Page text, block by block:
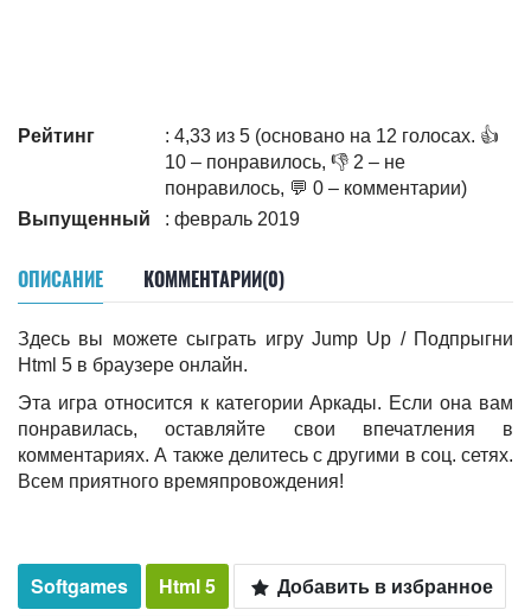
Рейтинг
: 4,33 из 5 (основано на 12 голосах. 👍
10 – понравилось, 👎 2 – не
понравилось, 💬 0 – комментарии)
Выпущенный
: февраль 2019
ОПИСАНИЕ КОММЕНТАРИИ(0)
Здесь вы можете сыграть игру Jump Up / Подпрыгни
Html 5 в браузере онлайн.
Эта игра относится к категории Аркады. Если она вам
понравилась, оставляйте свои впечатления в
комментариях. А также делитесь c другими в соц. сетях.
Всем приятного времяпровождения!
Softgames Html 5
Добавить в избранное